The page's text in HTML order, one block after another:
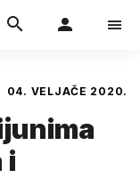
04. VELJAČE 2020.
i